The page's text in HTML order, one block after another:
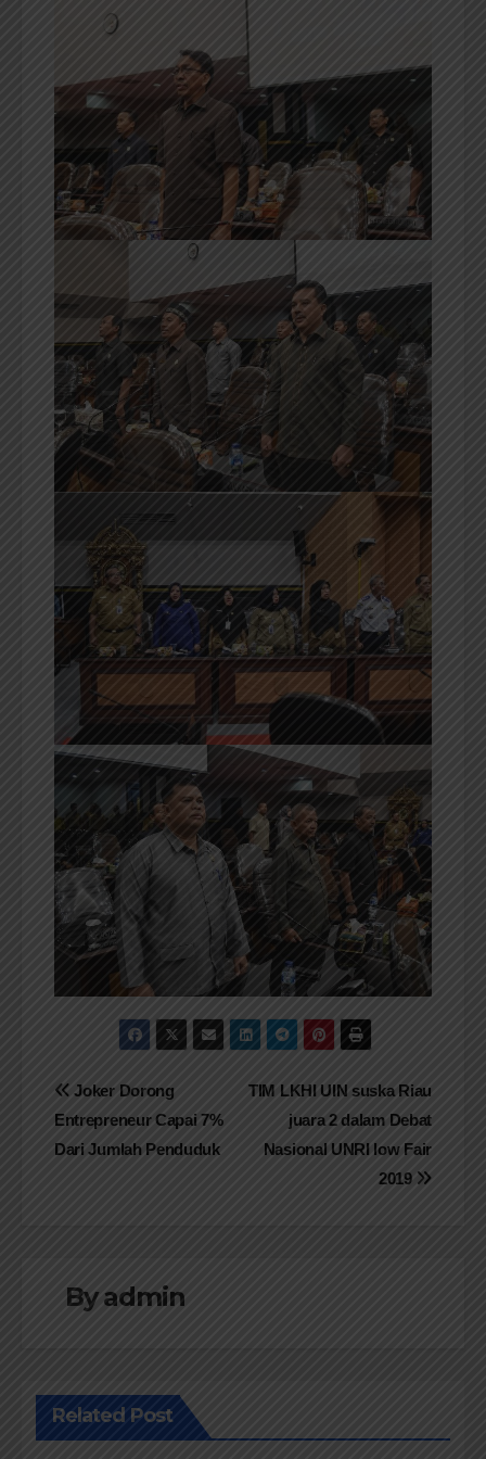
Navigasi
pos
TIM LKHI UIN suska Riau
juara 2 dalam Debat
Nasional UNRI low Fair
2019
Joker Dorong
Entrepreneur Capai 7%
Dari Jumlah Penduduk
Byadmin
Related Post